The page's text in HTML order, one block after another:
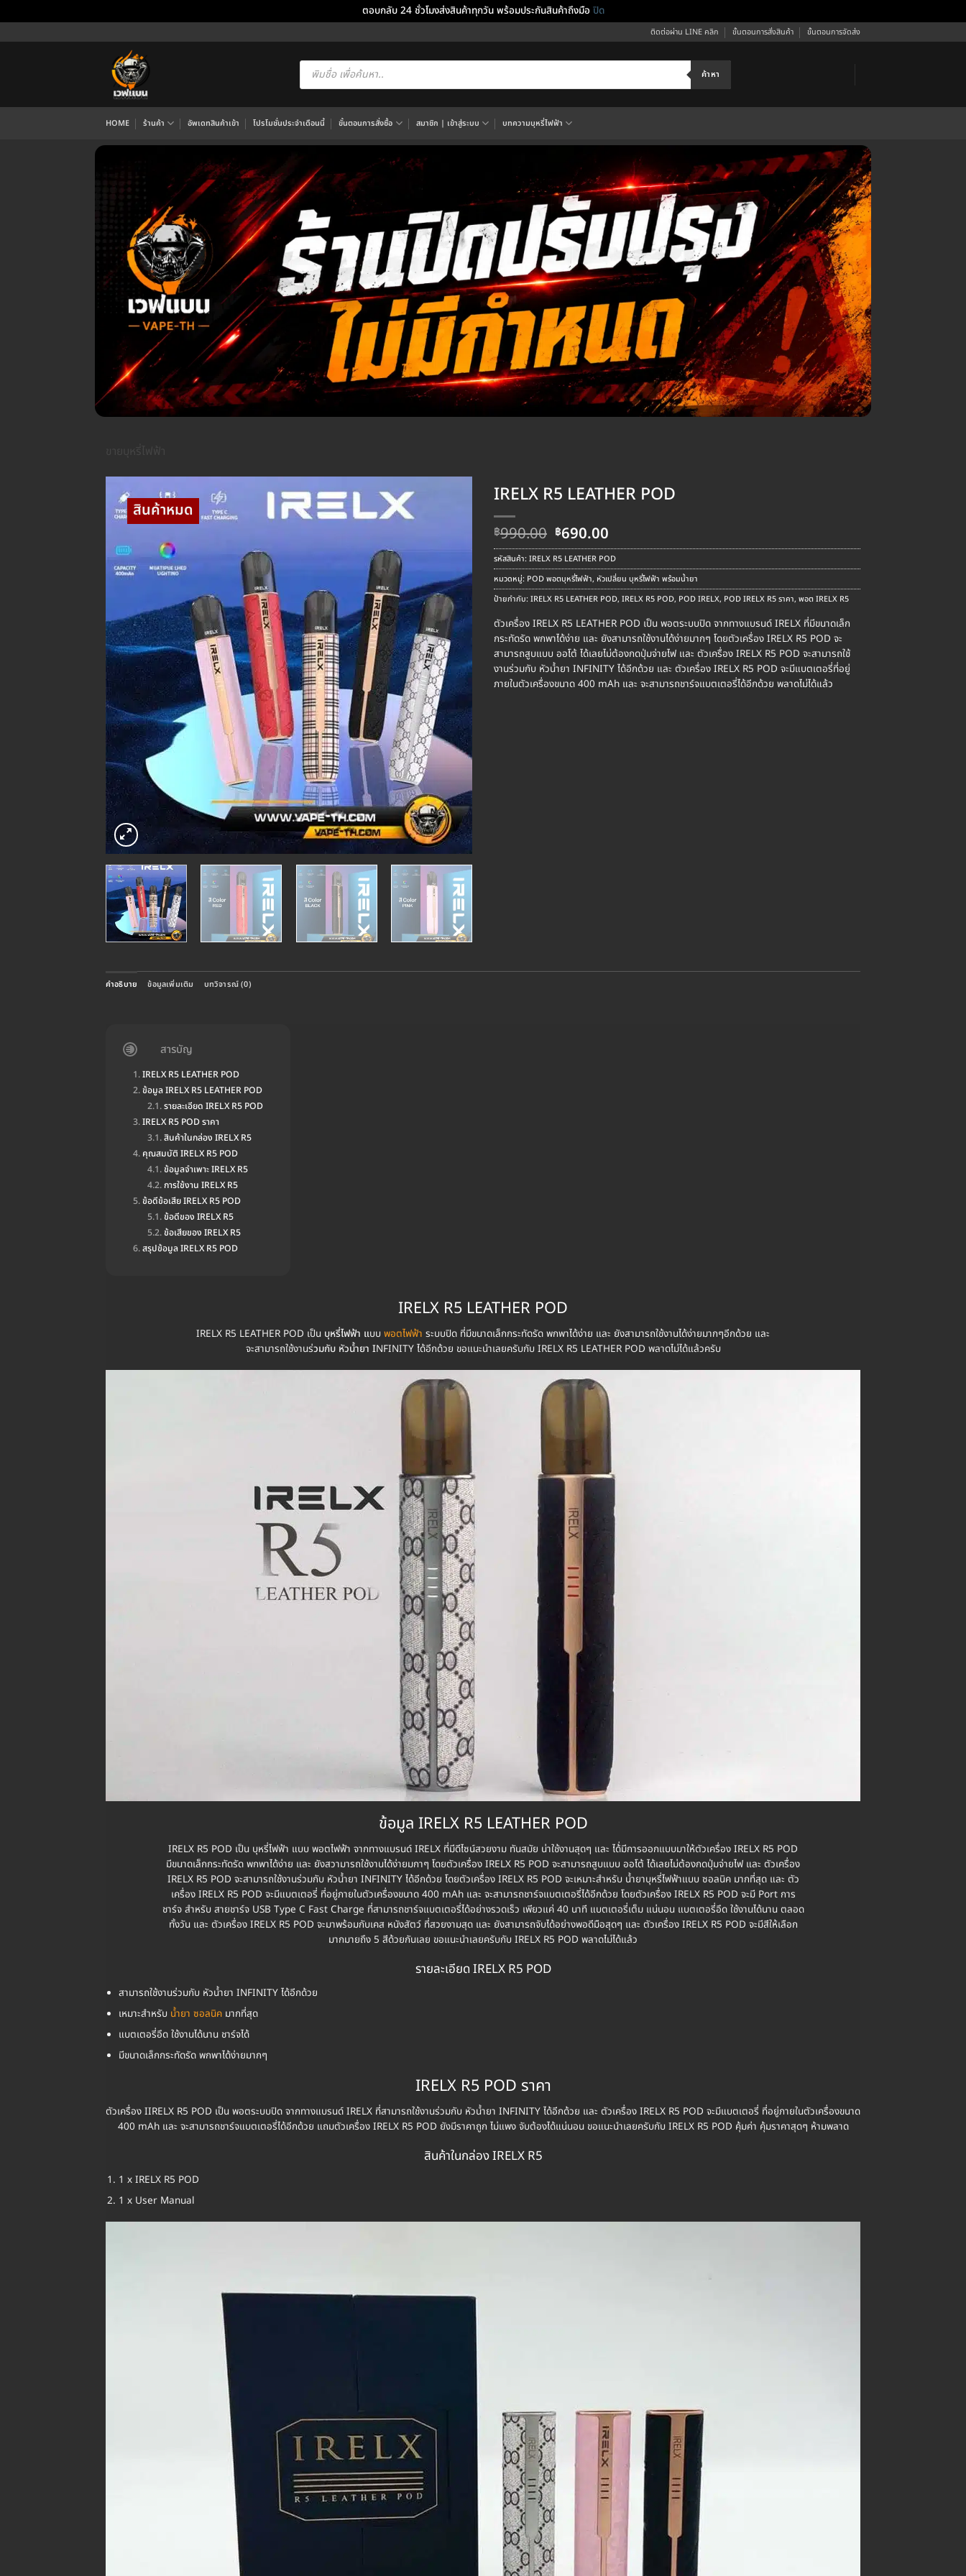
ตอบกลับ 24 ชั่วโมงส่งสินค้าทุกวัน พร้อมประกันสินค้าถึงมือ ปิด
ไป
ติดต่อผ่าน LINE คลิก ขั้นตอนการสั่งสินค้า ขั้นตอนการจัดส่ง
Products
search ค้าหา
HOME ร้านค้า อัพเดทสินค้าเข้า โปรโมชั่นประจำเดือนนี้ ขั้นตอนการสั่งซื้อ สมาชิก | เข้าสู่ระบบ บทความบุหรี่ไฟฟ้า
IRELX R5 LEATHER POD
฿990.00 Original
price
was:
฿990.00.
฿690.00
price
is:
฿690.00.
รหัสสินค้า:IRELX R5 LEATHER POD
หมวดหมู่: POD พอตบุหรี่ไฟฟ้า, หัวเปลี่ยน บุหรี่ไฟฟ้า พร้อมน้ำยา
ป้ายกำกับ:IRELX R5 LEATHER POD, IRELX R5 POD, POD IRELX, POD IRELX R5 ราคา, พอต IRELX R5
ตัวเครื่อง IRELX R5 LEATHER POD เป็น พอตระบบปิด จากทางแบรนด์ IRELX ที่มีขนาดเล็ก
กระทัดรัด พกพาได้ง่าย และ ยังสามารถใช้งานได้ง่ายมากๆ โดยตัวเครื่อง IRELX R5 POD จะ
สามารถสูบแบบ ออโต้ ได้เลยไม่ต้องกดปุ่มจ่ายไฟ และ ตัวเครื่อง IRELX R5 POD จะสามารถใช้
งานร่วมกับ หัวน้ำยา INFINITY ได้อีกด้วย และ ตัวเครื่อง IRELX R5 POD จะมีแบตเตอรี่ที่อยู่
ภายในตัวเครื่องขนาด 400 mAh และ จะสามารถชาร์จแบตเตอรี่ได้อีกด้วย พลาดไม่ได้แล้ว
คำอธิบาย ข้อมูลเพิ่มเติม บทวิจารณ์ (0)
สารบัญ
IRELX R5 LEATHER POD
ข้อมูล IRELX R5 LEATHER POD
รายละเอียด IRELX R5 POD
IRELX R5 POD ราคา
สินค้าในกล่อง IRELX R5
คุณสมบัติ IRELX R5 POD
ข้อมูลจำเพาะ IRELX R5
การใช้งาน IRELX R5
ข้อดีข้อเสีย IRELX R5 POD
ข้อดีของ IRELX R5
ข้อเสียของ IRELX R5
สรุปข้อมูล IRELX R5 POD
IRELX R5 LEATHER POD
IRELX R5 LEATHER POD เป็น บุหรี่ไฟฟ้า แบบ พอตไฟฟ้า ระบบปิด ที่มีขนาดเล็กกระทัดรัด พกพาได้ง่าย และ ยังสามารถใช้งานได้ง่ายมากๆอีกด้วย และ
จะสามารถใช้งานร่วมกับ หัวน้ำยา INFINITY ได้อีกด้วย ขอแนะนำเลยครับกับ IRELX R5 LEATHER POD พลาดไม่ได้แล้วครับ
ข้อมูล IRELX R5 LEATHER POD
IRELX R5 POD เป็น บุหรี่ไฟฟ้า แบบ พอตไฟฟ้า จากทางแบรนด์ IRELX ที่มีดีไซน์สวยงาม ทันสมัย น่าใช้งานสุดๆ และ ได้่มีการออกแบบมาให้ตัวเครื่อง IRELX R5 POD
มีขนาดเล็กกระทัดรัด พกพาได้ง่าย และ ยังสวามารถใช้งานได้ง่ายมกาๆ โดยตัวเครื่อง IRELX R5 POD จะสามารถสูบแบบ ออโต้ ได้เลยไม่ต้องกดปุ่มจ่ายไฟ และ ตัวเครื่อง
IRELX R5 POD จะสามารถใช้งานร่วมกับ หัวน้ำยา INFINITY ได้อีกด้วย โดยตัวเครื่อง IRELX R5 POD จะเหมาะสำหรับ น้ำยาบุหรี่ไฟฟ้าแบบ ซอลนิค มากที่สุด และ ตัว
เครื่อง IRELX R5 POD จะมีแบตเตอรี่ ที่อยู่ภายในตัวเครื่องขนาด 400 mAh และ จะสามารถชาร์จแบตเตอรี่ได้อีกด้วย โดยตัวเครื่อง IRELX R5 POD จะมี Port การ
ชาร์จ สำหรับ สายชาร์จ USB Type C Fast Charge ที่สามารถชาร์จแบตเตอรี่ได้อย่างรวดเร็ว เพียวแค่ 40 นาที แบตเตอรี่เต็ม แน่นอน แบตเตอรี่อึด ใช้งานได้นาน ตลอด
ทั้งวัน และ ตัวเครื่อง IRELX R5 POD จะมาพร้อมกับเคส หนังสัตว์ ที่สวยงามสุด และ ยังสามารถจับได้อย่างพอดีมือสุดๆ และ ตัวเครื่อง IRELX R5 POD จะมีสีให้เลือก
มากมายถึง 5 สีด้วยกันเลย ขอแนะนำเลยครับกับ IRELX R5 POD พลาดไม่ได้แล้ว
รายละเอียด IRELX R5 POD
สามารถใช้งานร่วมกับ หัวน้ำยา INFINITY ได้อีกด้วย
เหมาะสำหรับ น้ำยา ซอลนิคมากที่สุด
แบตเตอรี่อึด ใช้งานได้นาน ชาร์จได้
มีขนาดเล็กกระทัดรัด พกพาได้ง่ายมากๆ
IRELX R5 POD ราคา
ตัวเครื่อง IIRELX R5 POD เป็น พอตระบบปิด จากทางแบรนด์ IRELX ที่สามารถใช้งานร่วมกับ หัวน้ำยา INFINITY ได้อีกด้วย และ ตัวเครื่อง IRELX R5 POD จะมีแบตเตอรี่ ที่อยู่ภายในตัวเครื่องขนาด
400 mAh และ จะสามารถชาร์จแบตเตอรี่ได้อีกด้วย แถมตัวเครื่อง IRELX R5 POD ยังมีราคาถูก ไม่แพง จับต้องได้แน่นอน ขอแนะนำเลยครับกับ IRELX R5 POD คุ้มค่า คุ้มราคาสุดๆ ห้ามพลาด
สินค้าในกล่อง IRELX R5
1 x IRELX R5 POD
1 x User Manual